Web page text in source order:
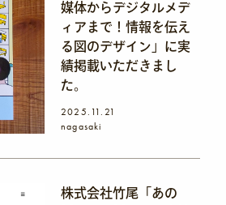
媒体からデジタルメデ
ィアまで！情報を伝え
る図のデザイン」に実
績掲載いただきまし
た。
2025.11.21
nagasaki
株式会社竹尾「あの